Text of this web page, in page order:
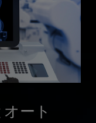
ート